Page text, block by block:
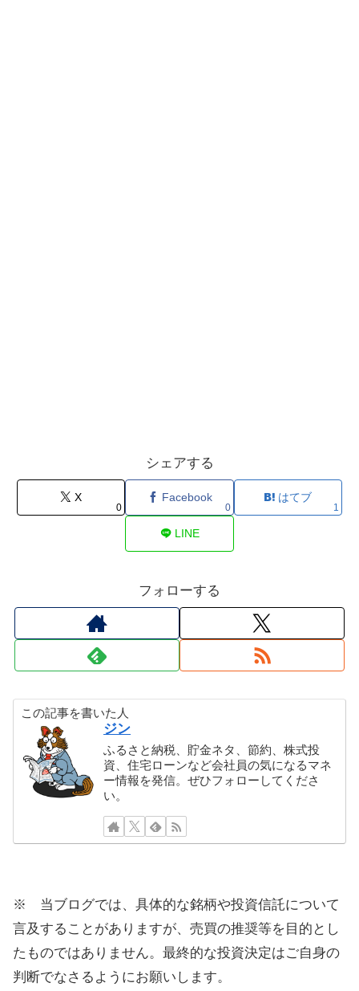
シェアする
X
0
Facebook
0
はてブ
1
LINE
フォローする
この記事を書いた人
ジン
ふるさと納税、貯金ネタ、節約、株式投
資、住宅ローンなど会社員の気になるマネ
ー情報を発信。ぜひフォローしてくださ
い。
※ 当ブログでは、具体的な銘柄や投資信託について
言及することがありますが、売買の推奨等を目的とし
たものではありません。最終的な投資決定はご自身の
判断でなさるようにお願いします。